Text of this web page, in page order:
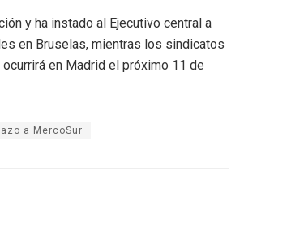
y ha instado al Ejecutivo central a
en Bruselas, mientras los sindicatos
en Madrid el próximo 11 de
a MercoSur